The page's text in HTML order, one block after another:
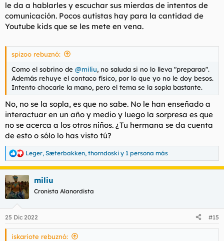
le da a hablarles y escuchar sus mierdas de intentos de
comunicación. Pocos autistas hay para la cantidad de
Youtube kids que se les mete en vena.
spizoo rebuznó:
Como el sobrino de @miliu, no saluda si no lo lleva "preparao".
Además rehuye el contaco físico, por lo que yo no le doy besos.
Intento chocarle la mano, pero el tema se la sopla bastante.
No, no se la sopla, es que no sabe. No le han enseñado a
interactuar en un año y medio y luego la sorpresa es que
no se acerca a los otros niños. ¿Tu hermana se da cuenta
de esto o sólo lo has visto tú?
R
e
a
c
c
i
e
s
Leger, Sæterbakken, thorndoski y 1 persona más
miliu
Cronista Alanordista
25 Dic 2022 #15
iskariote rebuznó: